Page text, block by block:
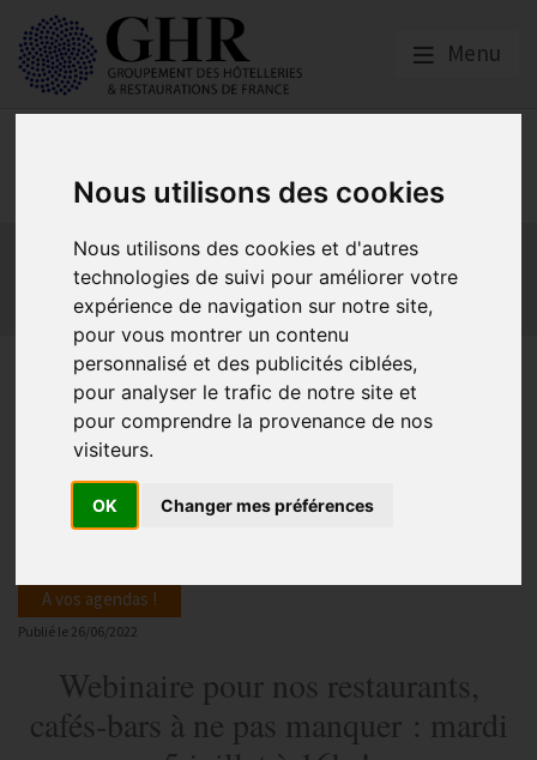
Nous utilisons des cookies
Nous utilisons des cookies et d'autres
technologies de suivi pour améliorer votre
expérience de navigation sur notre site,
pour vous montrer un contenu
personnalisé et des publicités ciblées,
pour analyser le trafic de notre site et
pour comprendre la provenance de nos
visiteurs.
OK Changer mes préférences
Menu
Actualités
Plateformes en ligne
Economie collaborative
Innovation et digitalisation
Mon Parc Num
Informatique Europe
Webinaire pour nos
restaurants, cafés-bars à ne
pas manquer : mardi 5 juillet
à 16h !
A vos agendas !
Publié le 26/06/2022
Webinaire pour nos restaurants,
cafés-bars à ne pas manquer : mardi